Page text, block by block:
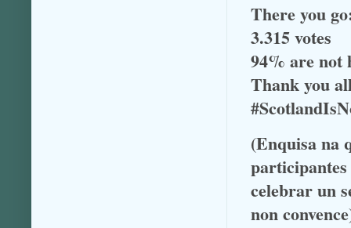
There you
3.315 votes
94% are not
Thank you
(Enquisa na
participantes
celebrar un
non